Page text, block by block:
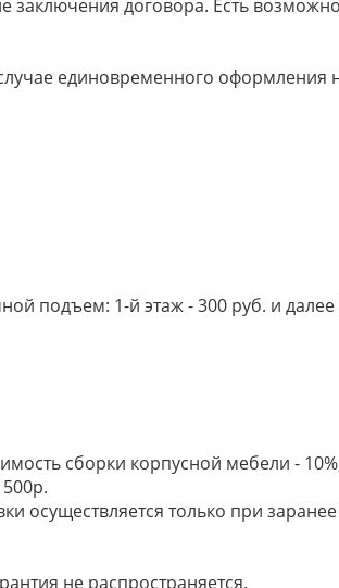
заключения договора. Есть
единовременного оформления
подъем: 1-й этаж - 300 руб. и
сборки корпусной мебели -
осуществляется только при
не распространяется.